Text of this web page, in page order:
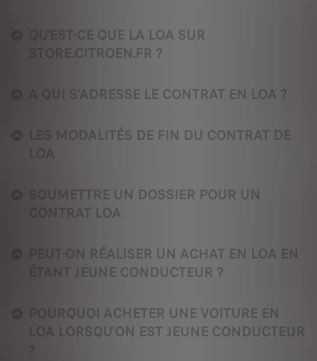
QU'EST-CE QUE LA LOA SUR
STORE.CITROEN.FR ?
A QUI S'ADRESSE LE CONTRAT EN LOA ?
LES MODALITÉS DE FIN DU CONTRAT DE
SOUMETTRE UN DOSSIER POUR UN
CONTRAT LOA
PEUT-ON RÉALISER UN ACHAT EN LOA EN
ÉTANT JEUNE CONDUCTEUR ?
POURQUOI ACHETER UNE VOITURE EN
LOA LORSQU'ON EST JEUNE CONDUCTEUR